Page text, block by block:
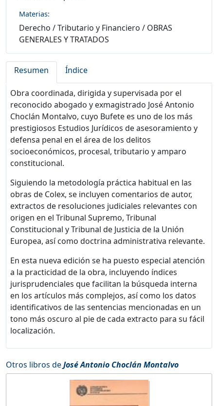
Materias:
Derecho /Tributario y Financiero / OBRAS
GENERALES Y TRATADOS
Resumen Índice
Obra coordinada, dirigida y supervisada por el
reconocido abogado y exmagistrado José Antonio
Choclán Montalvo, cuyo Bufete es uno de los más
prestigiosos Estudios Jurídicos de asesoramiento y
defensa penal en el área de los delitos
socioeconómicos, procesal, tributario y amparo
constitucional.
Siguiendo la metodología práctica habitual en las
obras de Colex, se incluyen comentarios de autor,
extractos de resoluciones judiciales relevantes con
origen en el Tribunal Supremo, Tribunal
Constitucional y Tribunal de Justicia de la Unión
Europea, así como doctrina administrativa relevante.
En esta nueva edición se ha puesto especial atención
a la practicidad de la obra, incluyendo índices
jurisprudenciales que facilitan la búsqueda interna
en los artículos más complejos, así como los datos
identificativos de las sentencias mencionadas en un
tono más oscuro al pie de cada extracto para su fácil
localización.
Otros libros deJosé Antonio Choclán Montalvo